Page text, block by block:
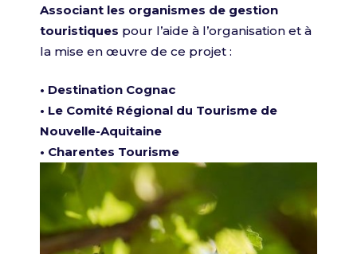
Associant les organismes de gestion
touristiques pour l’aide à l’organisation et à
la mise en œuvre de ce projet :
• Destination Cognac
• Le Comité Régional du Tourisme de
Nouvelle-Aquitaine
• Charentes Tourisme